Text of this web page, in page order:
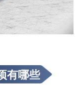
有哪些